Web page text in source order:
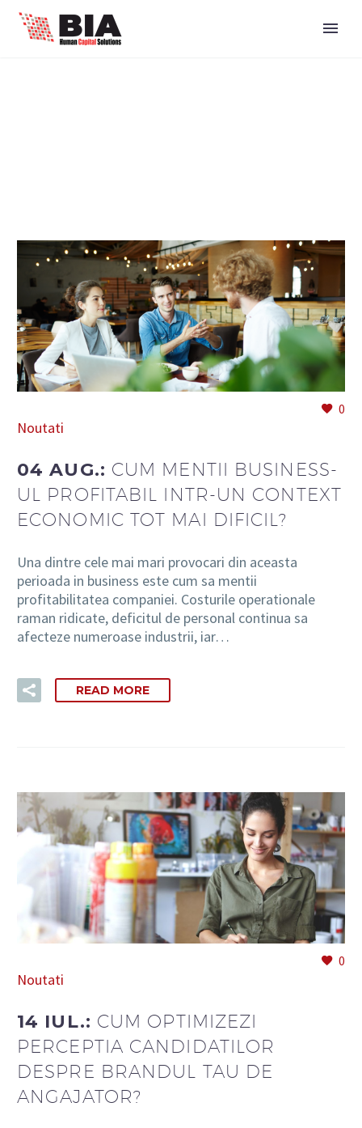
RO
0
Noutati
04 AUG.: CUM MENTII BUSINESS-
UL PROFITABIL INTR-UN CONTEXT
ECONOMIC TOT MAI DIFICIL?
Una dintre cele mai mari provocari din aceasta
perioada in business este cum sa mentii
profitabilitatea companiei. Costurile operationale
raman ridicate, deficitul de personal continua sa
afecteze numeroase industrii, iar…
READ MORE
0
Noutati
14 IUL.: CUM OPTIMIZEZI
PERCEPTIA CANDIDATILOR
DESPRE BRANDUL TAU DE
ANGAJATOR?